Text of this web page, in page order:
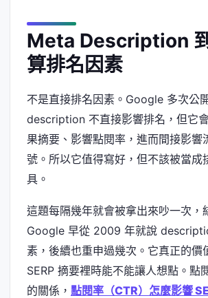
Meta Description
算排名因素
不是直接排名因素。Google 多次公
description 不直接影響排名，但它
果摘要、影響點閱率，進而間接影響
號。所以它值得寫好，但不該被當成
具。
這題每隔幾年就會被拿出來吵一次，
Google 早從 2009 年就說
素，後續也重申過幾次。它真正的價
SERP 摘要裡時能不能讓人想點。點
的關係， 點閱率（CTR）怎麼影響